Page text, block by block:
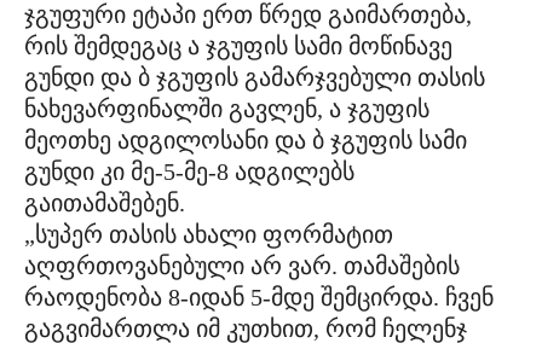
ჯგუფური ეტაპი ერთ წრედ გაიმართება,
რის შემდეგაც ა ჯგუფის სამი მოწინავე
გუნდი და ბ ჯგუფის გამარჯვებული თასის
ნახევარფინალში გავლენ, ა ჯგუფის
მეოთხე ადგილოსანი და ბ ჯგუფის სამი
გუნდი კი მე-5-მე-8 ადგილებს
გაითამაშებენ.
„სუპერ თასის ახალი ფორმატით
აღფრთოვანებული არ ვარ. თამაშების
რაოდენობა 8-იდან 5-მდე შემცირდა. ჩვენ
გაგვიმართლა იმ კუთხით, რომ ჩელენჯ